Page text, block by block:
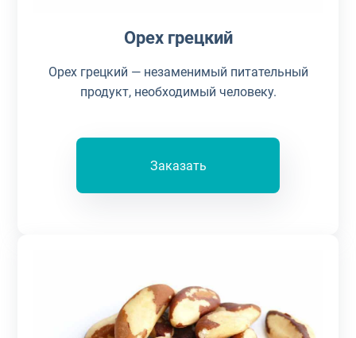
Орех грецкий
Орех грецкий — незаменимый питательный
продукт, необходимый человеку.
Заказать